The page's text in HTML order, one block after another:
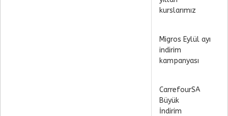
kurslarımız
Migros Eylül ayı
indirim
kampanyası
CarrefourSA
Büyük
İndirim